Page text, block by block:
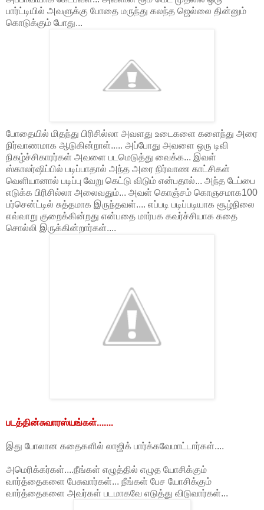
பார்ட்டியில் அவளுக்கு போதை மருந்து கலந்த ஜெல்லை தின்னும்
கொடுக்கும் போது...
போதையில் மிதந்து பிரிசில்லா அவளது உடைகளை களைந்து அரை
நிர்வாணமாக ஆடுகின்றாள்..... அப்போது அவளை ஒரு டிவி
நிகழ்ச்சிகாரர்கள் அவளை படமெடுத்து வைக்க... இவள்
ஸ்காலர்ஷிப்பில் படிப்பாதால் அந்த அரை நிர்வாண காட்சிகள்
வெளியானால் படிப்பு வேறு கெட்டு விடும் என்பதால்... அந்த டேப்பை
எடுக்க பிரிசில்லா அலைவதும்... அவள் கொஞ்சம் கொஞசமாக100
பர்சென்ட்டில் சுத்தமாக இருந்தவள்.... எப்படி படிப்படியாக சூழ்நிலை
எவ்வாறு குறைக்கின்றது என்பதை மார்பக கவர்ச்சியாக கதை
சொல்லி இருக்கின்றார்கள்....
படத்தின்சுவாரஸ்யங்கள்.......
இது போலான கதைகளில் லாஜிக் பார்க்கவேமாட்டார்கள்....
அமெரிக்கர்கள்....நீங்கள் எழுத்தில் எழுத யோசிக்கும்
வார்த்தைகளை பேசுவார்கள்... நீங்கள் பேச யோசிக்கும்
வார்த்தைகளை அவர்கள் படமாகவே எடுத்து விடுவார்கள்...